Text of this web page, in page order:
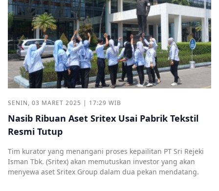
SENIN, 03 MARET 2025 | 17:29 WIB
Nasib Ribuan Aset Sritex Usai Pabrik Tekstil
Resmi Tutup
Tim kurator yang menangani proses kepailitan PT Sri Rejeki
Isman Tbk. (Sritex) akan memutuskan investor yang akan
menyewa aset Sritex Group dalam dua pekan mendatang.